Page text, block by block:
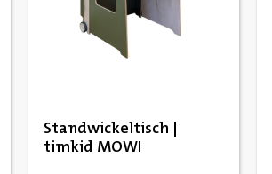
Standwickeltisch |
timkid MOWI